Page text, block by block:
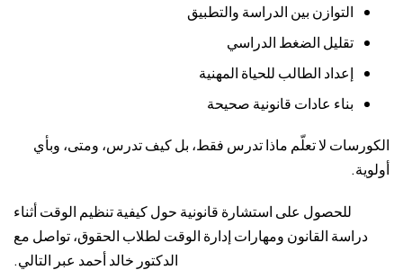
التوازن بين الدراسة والتطبيق
تقليل الضغط الدراسي
إعداد الطالب للحياة المهنية
بناء عادات قانونية صحيحة
الكورسات لا تعلّم ماذا تدرس فقط، بل كيف تدرس، ومتى، وبأي
أولوية.
للحصول على استشارة قانونية حول كيفية تنظيم الوقت أثناء
دراسة القانون ومهارات إدارة الوقت لطلاب الحقوق، تواصل مع
الدكتور خالد أحمدعبر التالي.